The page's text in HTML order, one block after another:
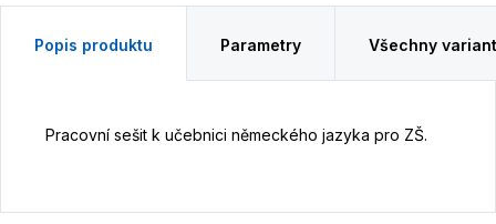
Popis produktu Parametry Všechny
Pracovní sešit k učebnici německého jazyka pro ZŠ.